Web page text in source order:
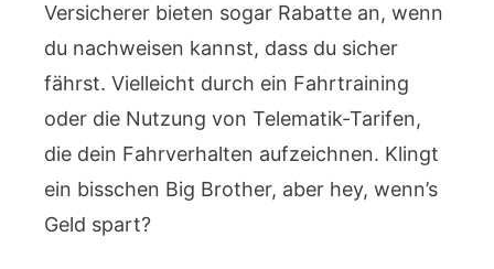
Versicherer bieten sogar Rabatte an, wenn
du nachweisen kannst, dass du sicher
fährst. Vielleicht durch ein Fahrtraining
oder die Nutzung von Telematik-Tarifen,
die dein Fahrverhalten aufzeichnen. Klingt
ein bisschen Big Brother, aber hey, wenn’s
Geld spart?